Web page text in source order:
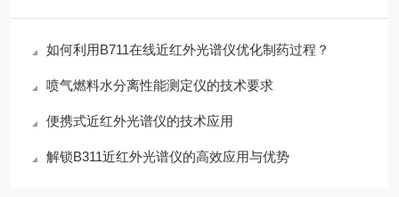
如何利用B711在线近红外光谱仪优化制药过程？
喷气燃料水分离性能测定仪的技术要求
便携式近红外光谱仪的技术应用
解锁B311近红外光谱仪的高效应用与优势